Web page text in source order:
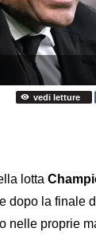
vedi letture
lotta
dopo la finale
nelle proprie